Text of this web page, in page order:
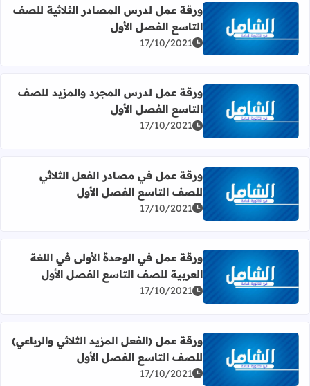
اقرأ المزيد عن ورقة عمل لدرس المصادر الثلاثية للصف
ورقة عمل لدرس المصادر الثلاثية للصف
التاسع الفصل الأول
17/10/2021
اقرأ المزيد عن ورقة عمل لدرس المجرد والمزيد للصف
ورقة عمل لدرس المجرد والمزيد للصف
التاسع الفصل الأول
17/10/2021
اقرأ المزيد عن ورقة عمل في مصادر الفعل الثلاثي للصف
ورقة عمل في مصادر الفعل الثلاثي
للصف التاسع الفصل الأول
17/10/2021
اقرأ المزيد عن ورقة عمل في الوحدة الأولى في اللغة
ورقة عمل في الوحدة الأولى في اللغة
العربية للصف التاسع الفصل الأول
17/10/2021
اقرأ المزيد عن ورقة عمل (الفعل المزيد الثلاثي والرباعي)
ورقة عمل (الفعل المزيد الثلاثي والرباعي)
للصف التاسع الفصل الأول
17/10/2021